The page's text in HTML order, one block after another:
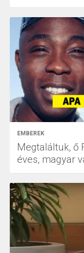
EMBEREK
Megtaláltuk, ő
éves, magyar